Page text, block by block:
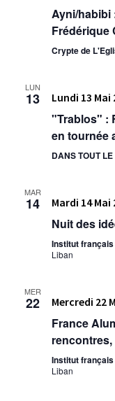
Ayni/habibi
Frédérique
Crypte de
LUN
13 Lundi 13 Mai
"Trablos" :
en tournée
DANS TOUT
MAR
14 Mardi 14 Mai
Nuit des
Institut
Liban
MER
22 Mercredi 22
France
Institut
Liban